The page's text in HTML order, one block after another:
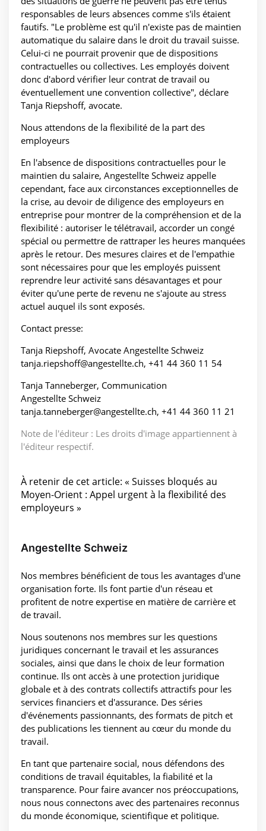
responsables de leurs absences comme s'ils étaient
fautifs. "Le problème est qu'il n'existe pas de maintien
automatique du salaire dans le droit du travail suisse.
Celui-ci ne pourrait provenir que de dispositions
contractuelles ou collectives. Les employés doivent
donc d'abord vérifier leur contrat de travail ou
éventuellement une convention collective", déclare
Tanja Riepshoff, avocate.
Nous attendons de la flexibilité de la part des
employeurs
En l'absence de dispositions contractuelles pour le
maintien du salaire, Angestellte Schweiz appelle
cependant, face aux circonstances exceptionnelles de
la crise, au devoir de diligence des employeurs en
entreprise pour montrer de la compréhension et de la
flexibilité : autoriser le télétravail, accorder un congé
spécial ou permettre de rattraper les heures manquées
après le retour. Des mesures claires et de l'empathie
sont nécessaires pour que les employés puissent
reprendre leur activité sans désavantages et pour
éviter qu'une perte de revenu ne s'ajoute au stress
actuel auquel ils sont exposés.
Contact presse:
Tanja Riepshoff, Avocate Angestellte Schweiz
tanja.riepshoff@angestellte.ch, +41 44 360 11 54
Tanja Tanneberger, Communication
Angestellte Schweiz
tanja.tanneberger@angestellte.ch, +41 44 360 11 21
Note de l'éditeur : Les droits d'image appartiennent à
l'éditeur respectif.
À retenir de cet article: « Suisses bloqués au
Moyen-Orient : Appel urgent à la flexibilité des
employeurs »
Angestellte Schweiz
Nos membres bénéficient de tous les avantages d'une
organisation forte. Ils font partie d'un réseau et
profitent de notre expertise en matière de carrière et
de travail.
Nous soutenons nos membres sur les questions
juridiques concernant le travail et les assurances
sociales, ainsi que dans le choix de leur formation
continue. Ils ont accès à une protection juridique
globale et à des contrats collectifs attractifs pour les
services financiers et d'assurance. Des séries
d'événements passionnants, des formats de pitch et
des publications les tiennent au cœur du monde du
travail.
En tant que partenaire social, nous défendons des
conditions de travail équitables, la fiabilité et la
transparence. Pour faire avancer nos préoccupations,
nous nous connectons avec des partenaires reconnus
du monde économique, scientifique et politique.